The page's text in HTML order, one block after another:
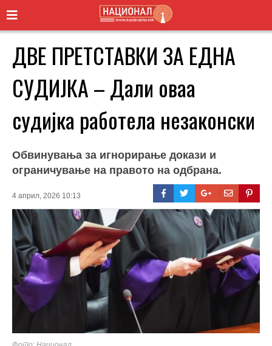
ДВЕ ПРЕТСТАВКИ ЗА ЕДНА
СУДИЈКА – Дали оваа
судијка работела незаконски
Обвинувања за игнорирање докази и
ограничување на правото на одбрана.
4 април, 2026 10:13